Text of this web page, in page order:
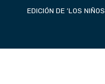
EDICIÓN DE ‘LOS